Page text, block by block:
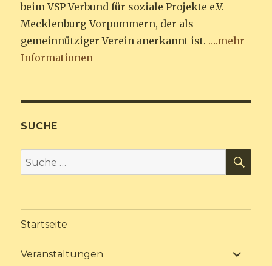
beim VSP Verbund für soziale Projekte e.V.
Mecklenburg-Vorpommern, der als
gemeinnütziger Verein anerkannt ist. ….mehr
Informationen
SUCHE
Suche
nach:
Startseite
Veranstaltungen